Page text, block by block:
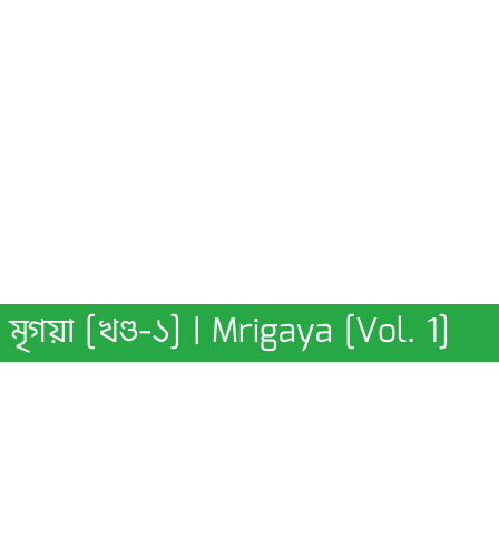
মৃগয়া [খণ্ড-১] | Mrigaya [Vol. 1]